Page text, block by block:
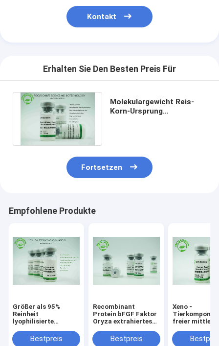
Kontakt
Erhalten Sie Den Besten Preis Für
Molekulargewicht Reis-
Korn-Ursprung
Fortsetzen
Empfohlene Produkte
Größer als 95%
Reinheit
lyophilisierte
Wachstumsfaktor
mit Mannit-
Bestpreis
Recombinant
Protein bFGF Faktor
Oryza extrahiertes
StoragedBestpreis
Xeno -
freier